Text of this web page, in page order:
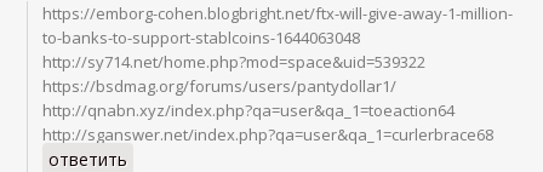
https://emborg-cohen.blogbright.net/ftx-will-give-away-1-million-
to-banks-to-support-stablcoins-1644063048
http://sy714.net/home.php?mod=space&uid=539322
https://bsdmag.org/forums/users/pantydollar1/
http://qnabn.xyz/index.php?qa=user&qa_1=toeaction64
http://sganswer.net/index.php?qa=user&qa_1=curlerbrace68
ответить